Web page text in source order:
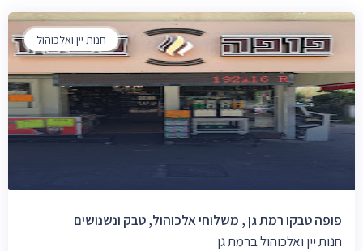
חנות יין ואלכוהול
פופה טבקו רמת גן , משלוחי אלכוהול, טבק ונשנושים
חנות יין ואלכוהול ברמת גן